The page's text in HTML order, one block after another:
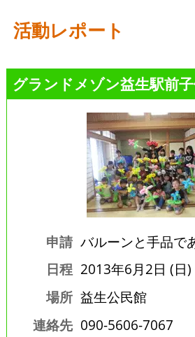
活動レポート
グランドメゾン益生駅前
申請 バルーンと手品で
日程 2013年6月2日 (日)
場所 益生公民館
連絡先 090-5606-7067